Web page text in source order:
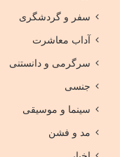
سفر و گردشگری
آداب معاشرت
سرگرمی و دانستنی
جنسی
سینما و موسیقی
مد و فشن